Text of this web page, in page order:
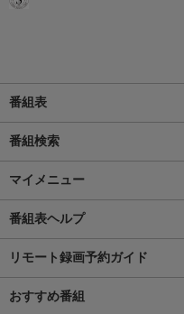
番組表
番組検索
マイメニュー
番組表ヘルプ
リモート録画予約ガイド
おすすめ番組